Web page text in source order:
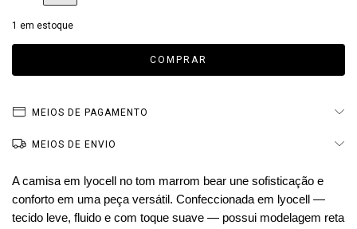
1 em estoque
MEIOS DE PAGAMENTO
MEIOS DE ENVIO
A camisa em lyocell no tom marrom bear une sofisticação e
conforto em uma peça versátil. Confeccionada em lyocell —
tecido leve, fluido e com toque suave — possui modelagem reta